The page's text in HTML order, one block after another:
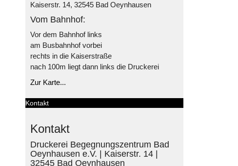
Kaiserstr. 14, 32545 Bad Oeynhausen
Vom Bahnhof:
Vor dem Bahnhof links
am Busbahnhof vorbei
rechts in die Kaiserstraße
nach 100m liegt dann links die Druckerei
Zur Karte...
Kontakt
Kontakt
Druckerei Begegnungszentrum Bad
Oeynhausen e.V. | Kaiserstr. 14 |
32545 Bad Oeynhausen